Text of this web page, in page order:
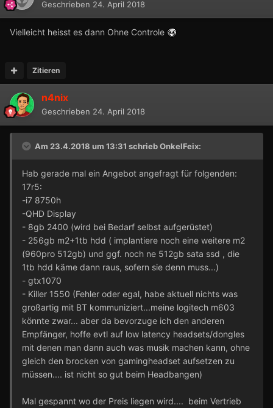
Geschrieben 24. April 2018
Vielleicht heisst es dann Ohne Controle
Zitieren
n4nix
Geschrieben 24. April 2018
Am 23.4.2018 um 13:31 schriebOnkelFeix:
Hab gerade mal ein Angebot angefragt für folgenden:
17r5:
-i7 8750h
-QHD Display
- 8gb 2400 (wird bei Bedarf selbst aufgerüstet)
- 256gb m2+1tb hdd ( implantiere noch eine weitere m2
(960pro 512gb) und ggf. noch ne 512gb sata ssd , die
1tb hdd käme dann raus, sofern sie denn muss...)
- gtx1070
- Killer 1550 (Fehler oder egal, habe aktuell nichts was
großartig mit BT kommuniziert...meine logitech m603
könnte zwar... aber da bevorzuge ich den anderen
Empfänger, hoffe evtl auf low latency headsets/dongles
mit denen man dann auch was musik machen kann, ohne
gleich den brocken von gamingheadset aufsetzen zu
müssen.... ist nicht so gut beim Headbangen)
Mal gespannt wo der Preis liegen wird.... beim Vertrieb